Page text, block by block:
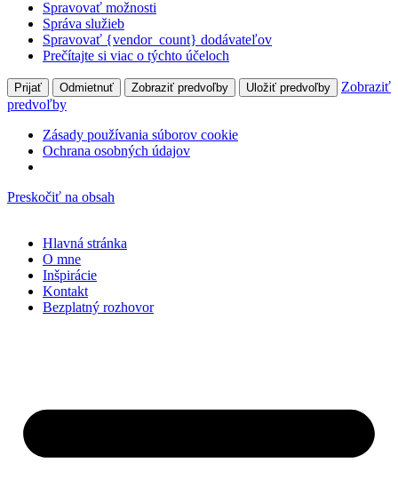
Spravovať možnosti
Správa služieb
Spravovať {vendor_count} dodávateľov
Prečítajte si viac o týchto účeloch
Prijať Odmietnuť Zobraziť predvoľby Uložiť predvoľby
Zobraziť
predvoľby
Zásady používania súborov cookie
Ochrana osobných údajov
Preskočiť na obsah
Hlavná stránka
O mne
Inšpirácie
Kontakt
Bezplatný rozhovor